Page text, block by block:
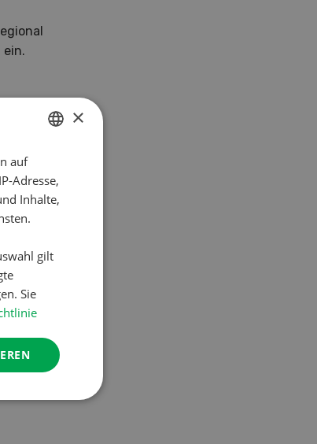
ein.
FRENCH
×
auf
Adresse,
Inhalte,
gilt
Sie